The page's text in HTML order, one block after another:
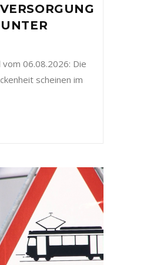
vom 06.08.2026: Die
scheinen im